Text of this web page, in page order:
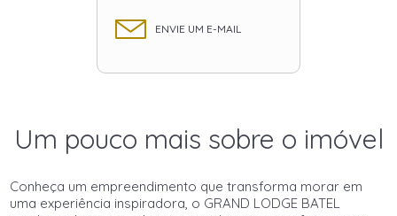
ENVIE UM E-MAIL
Um pouco mais sobre o imóvel
Conheça um empreendimento que transforma morar em
uma experiência inspiradora, o GRAND LODGE BATEL